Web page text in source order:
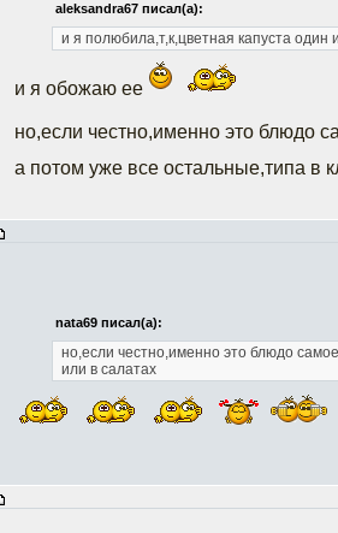
aleksandra67 писал(а):
и я полюбила,т,к,цветная капуста
и я обожаю ее
но,если честно,именно это блюдо
а потом уже все остальные,типа в
nata69 писал(а):
но,если честно,именно это блюдо
или в салатах